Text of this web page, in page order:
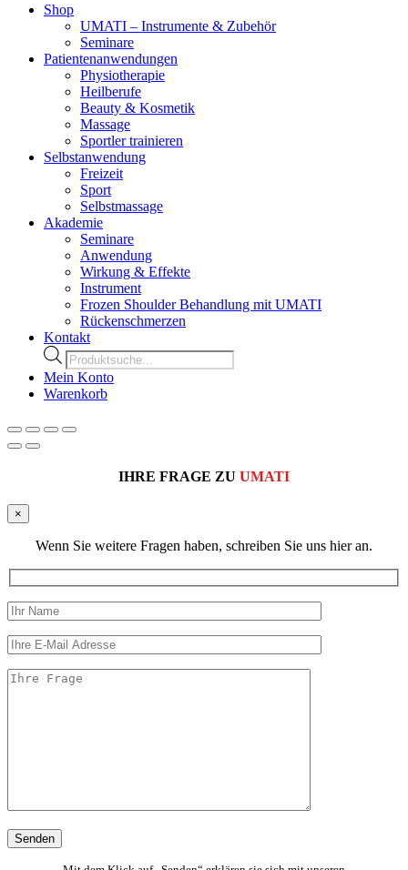
Shop
UMATI – Instrumente & Zubehör
Seminare
Patientenanwendungen
Physiotherapie
Heilberufe
Beauty & Kosmetik
Massage
Sportler trainieren
Selbstanwendung
Freizeit
Sport
Selbstmassage
Akademie
Seminare
Anwendung
Wirkung & Effekte
Instrument
Frozen Shoulder Behandlung mit UMATI
Rückenschmerzen
Kontakt
Products
search
Mein Konto
Warenkorb
IHRE FRAGE ZU UMATI
×
Wenn Sie weitere Fragen haben, schreiben Sie uns hier an.